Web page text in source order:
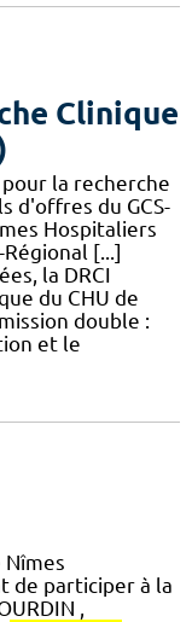
Clinique
la recherche
d'offres du GCS-
Hospitaliers
[...]
la DRCI
du CHU de
double :
et le
de participer à la
,